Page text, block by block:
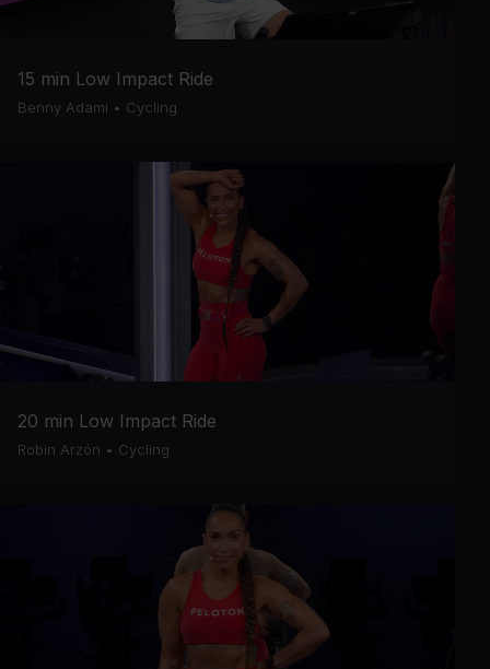
15 min Low Impact Ride
Benny Adami • Cycling
20 min Low Impact Ride
Robin Arzón • Cycling